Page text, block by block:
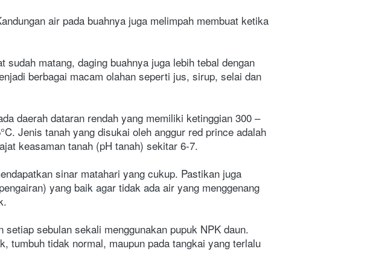
air pada buahnya juga melimpah membuat ketika
matang, daging buahnya juga lebih tebal dengan
berbagai macam olahan seperti jus, sirup, selai dan
daerah dataran rendah yang memiliki ketinggian 300 –
Jenis tanah yang disukai oleh anggur red prince adalah
keasaman tanah (pH tanah) sekitar 6-7.
sinar matahari yang cukup. Pastikan juga
yang baik agar tidak ada air yang menggenang
sebulan sekali menggunakan pupuk NPK daun.
tumbuh tidak normal, maupun pada tangkai yang terlalu